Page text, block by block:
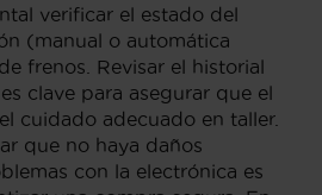
verificar el estado del
(manual o automática
frenos. Revisar el historial
clave para asegurar que el
cuidado adecuado en taller.
que no haya daños
con la electrónica es